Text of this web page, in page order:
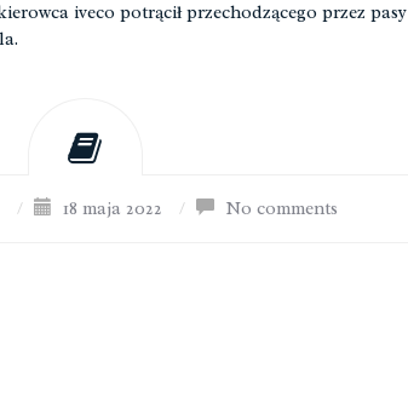
iveco potrącił przechodzącego przez pasy
/ 18 maja 2022 / No comments